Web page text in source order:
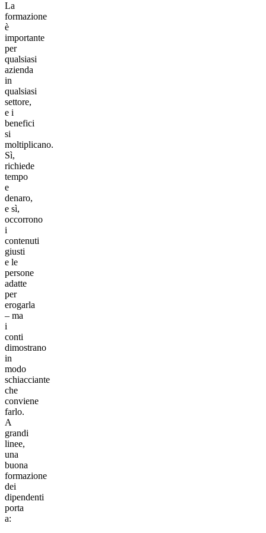
La
formazione
è
importante
per
qualsiasi
azienda
in
qualsiasi
settore,
e i
benefici
si
moltiplicano.
Sì,
richiede
tempo
e
denaro,
e sì,
occorrono
i
contenuti
giusti
e le
persone
adatte
per
erogarla
– ma
i
conti
dimostrano
in
modo
schiacciante
che
conviene
farlo.
A
grandi
linee,
una
buona
formazione
dei
dipendenti
porta
a: